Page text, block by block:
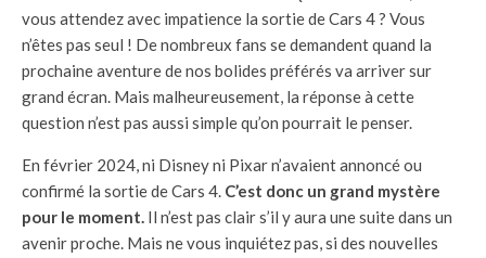
vous attendez avec impatience la sortie de Cars 4 ? Vous
n’êtes pas seul ! De nombreux fans se demandent quand la
prochaine aventure de nos bolides préférés va arriver sur
grand écran. Mais malheureusement, la réponse à cette
question n’est pas aussi simple qu’on pourrait le penser.
En février 2024, ni Disney ni Pixar n’avaient annoncé ou
confirmé la sortie de Cars 4. C’est donc un grand mystère
pour le moment. Il n’est pas clair s’il y aura une suite dans un
avenir proche. Mais ne vous inquiétez pas, si des nouvelles